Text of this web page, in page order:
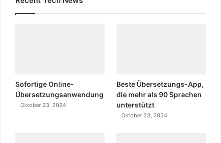
Sofortige Online-
Übersetzungsanwendung
Oktober 23, 2024
Beste Übersetzungs-App,
die mehr als 90 Sprachen
unterstützt
Oktober 23, 2024